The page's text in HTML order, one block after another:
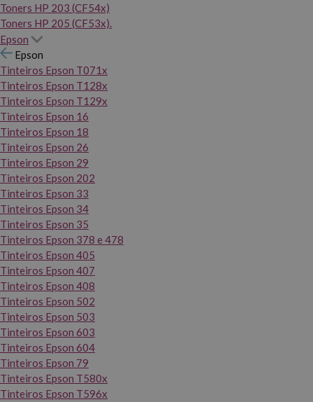
Toners HP 203 (CF54x)
Toners HP 205 (CF53x).
Epson
Epson
Tinteiros Epson T071x
Tinteiros Epson T128x
Tinteiros Epson T129x
Tinteiros Epson 16
Tinteiros Epson 18
Tinteiros Epson 26
Tinteiros Epson 29
Tinteiros Epson 202
Tinteiros Epson 33
Tinteiros Epson 34
Tinteiros Epson 35
Tinteiros Epson 378 e 478
Tinteiros Epson 405
Tinteiros Epson 407
Tinteiros Epson 408
Tinteiros Epson 502
Tinteiros Epson 503
Tinteiros Epson 603
Tinteiros Epson 604
Tinteiros Epson 79
Tinteiros Epson T580x
Tinteiros Epson T596x